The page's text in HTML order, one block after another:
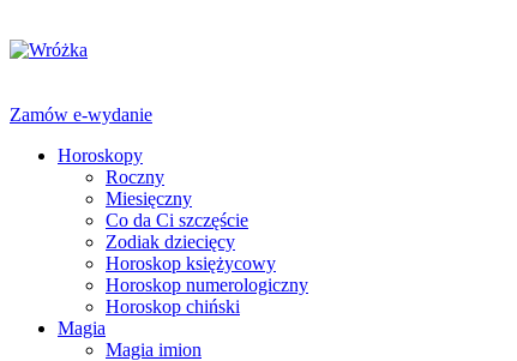
Zamów e-wydanie
Horoskopy
Roczny
Miesięczny
Co da Ci szczęście
Zodiak dziecięcy
Horoskop księżycowy
Horoskop numerologiczny
Horoskop chiński
Magia
Magia imion